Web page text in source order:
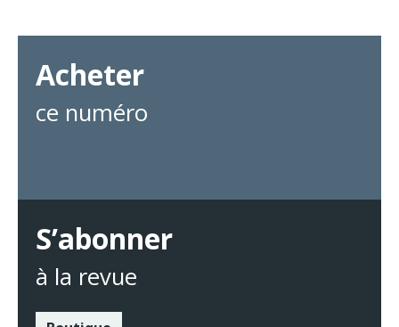
Acheter
ce numéro
S’abonner
à la revue